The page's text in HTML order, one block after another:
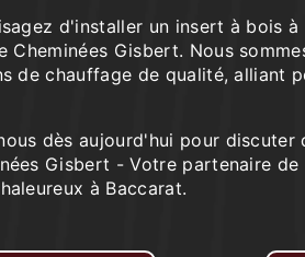
d'installer un insert à bois
Cheminées Gisbert. Nous
de chauffage de qualité, alliant
dès aujourd'hui pour
Gisbert - Votre partenaire
à Baccarat.